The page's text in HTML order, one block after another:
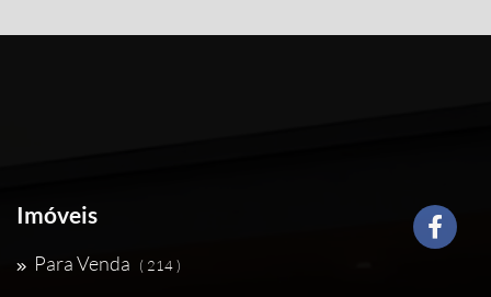
Imóveis
Para Venda ( 214 )